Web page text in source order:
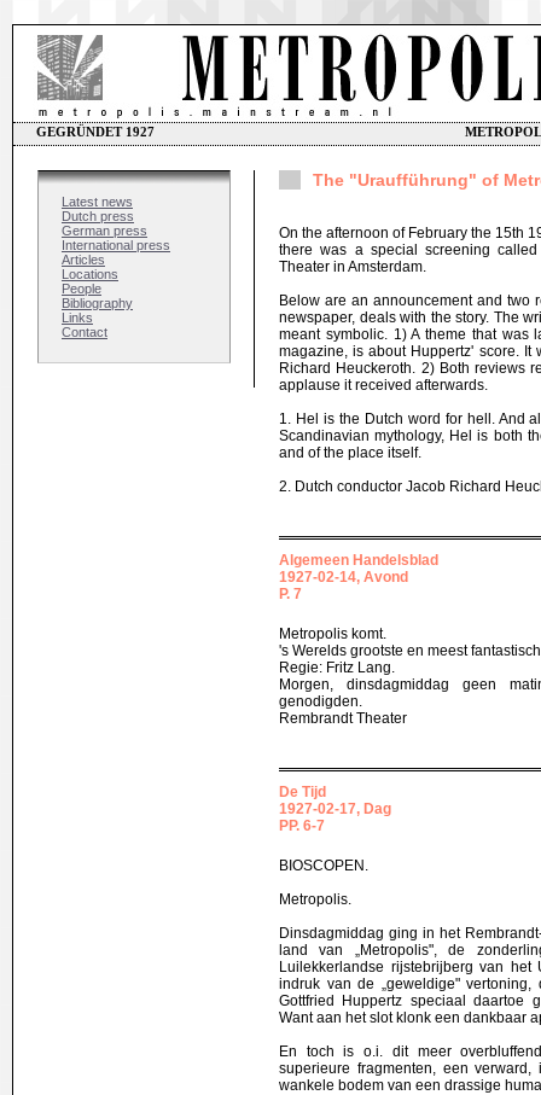
GEGRÜNDET 1927
Latest news
Dutch press
German press
International press
Articles
Locations
People
Bibliography
Links
Contact
The "Uraufführung" of
On the afternoon of February the 15th
there was a special screening
Theater in Amsterdam.
Below are an announcement and two
newspaper, deals with the story. The
meant symbolic. 1) A theme that was
magazine, is about Huppertz' score.
Richard Heuckeroth. 2) Both reviews
applause it received afterwards.
1. Hel is the Dutch word for hell. And
Scandinavian mythology, Hel is both
and of the place itself.
2. Dutch conductor Jacob Richard
Algemeen Handelsblad
1927-02-14, Avond
P. 7
Metropolis komt.
's Werelds grootste en meest
Regie: Fritz Lang.
Morgen, dinsdagmiddag geen
genodigden.
Rembrandt Theater
De Tijd
1927-02-17, Dag
PP. 6-7
BIOSCOPEN.
Metropolis.
Dinsdagmiddag ging in het
land van „Metropolis", de
Luilekkerlandse rijstebrijberg van
indruk van de „geweldige"
Gottfried Huppertz speciaal daartoe
Want aan het slot klonk een dankbaar
En toch is o.i. dit meer
superieure fragmenten, een
wankele bodem van een drassige